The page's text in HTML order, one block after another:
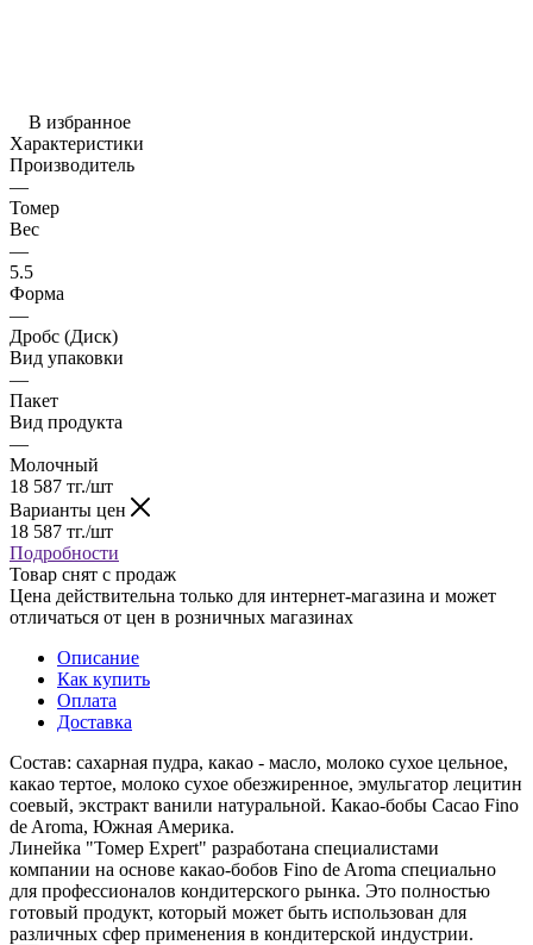
В избранное
Характеристики
Производитель
—
Томер
Вес
—
5.5
Форма
—
Дробс (Диск)
Вид упаковки
—
Пакет
Вид продукта
—
Молочный
18 587 тг./шт
Варианты цен
18 587 тг./шт
Подробности
Товар снят с продаж
Цена действительна только для интернет-магазина и может
отличаться от цен в розничных магазинах
Описание
Как купить
Оплата
Доставка
Состав: сахарная пудра, какао - масло, молоко сухое цельное,
какао тертое, молоко сухое обезжиренное, эмульгатор лецитин
соевый, экстракт ванили натуральной. Какао-бобы Cacao Fino
de Aroma, Южная Америка.
Линейка "Томер Expert" разработана специалистами
компании на основе какао-бобов Fino de Aroma специально
для профессионалов кондитерского рынка. Это полностью
готовый продукт, который может быть использован для
различных сфер применения в кондитерской индустрии.